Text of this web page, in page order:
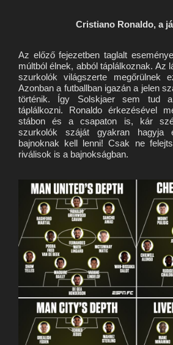
Cristiano Ronaldo, a
Az előző fejezetben taglalt
múltból élnek, abból táplálkoznak. Az
szurkolók világszerte megőrülnek
Azonban a futballban igazán a jelen
történik. Így Solskjaer sem tud
táplálkozni. Ronaldo érkezésével
stábon és a csapaton is, kár
szurkolók száját gyakran
bajnoknak kell lenni! Csak ne
riválisok is a bajnokságban.